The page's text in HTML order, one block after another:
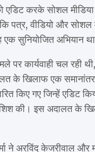
एडिट करके सोशल
पत्र, वीडियो और सोशल
सुनियोजित अभियान
कार्यवाही चल रही
के खिलाफ एक समानांतर
किए गए जिन्हें एडिट
की। इस अदालत के
ने अरविंद केजरीवाल और